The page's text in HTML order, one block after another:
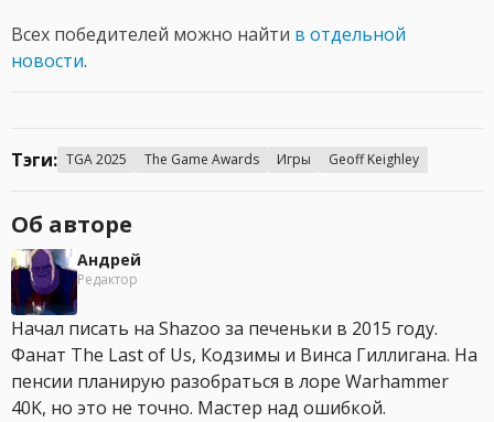
Всех победителей можно найти в отдельной
новости.
Тэги: TGA 2025 The Game Awards Игры Geoff Keighley
Об авторе
Андрей
Редактор
Начал писать на Shazoo за печеньки в 2015 году.
Фанат The Last of Us, Кодзимы и Винса Гиллигана. На
пенсии планирую разобраться в лоре Warhammer
40K, но это не точно. Мастер над ошибкой.